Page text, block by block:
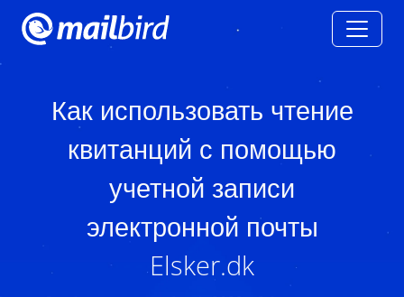
Как использовать чтение
квитанций с помощью
учетной записи
электронной почты
Elsker.dk